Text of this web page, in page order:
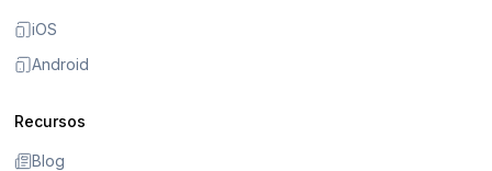
iOS
Android
Recursos
Blog